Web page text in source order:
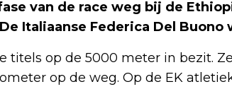
van de race weg bij de
Italiaanse Federica Del Buono
titels op de 5000 meter in bezit.
op de weg. Op de EK